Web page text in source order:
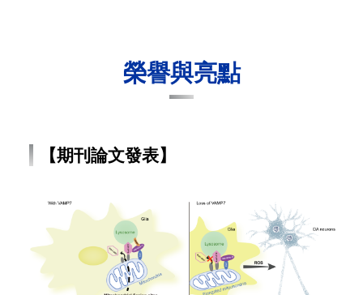
榮譽與亮點
【期刊論文發表】